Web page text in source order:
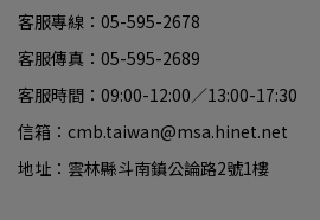
客服專線：05-595-2678
客服傳真：05-595-2689
客服時間：09:00-12:00／13:00-17:30
信箱：cmb.taiwan@msa.hinet.net
地址：雲林縣斗南鎮公論路2號1樓